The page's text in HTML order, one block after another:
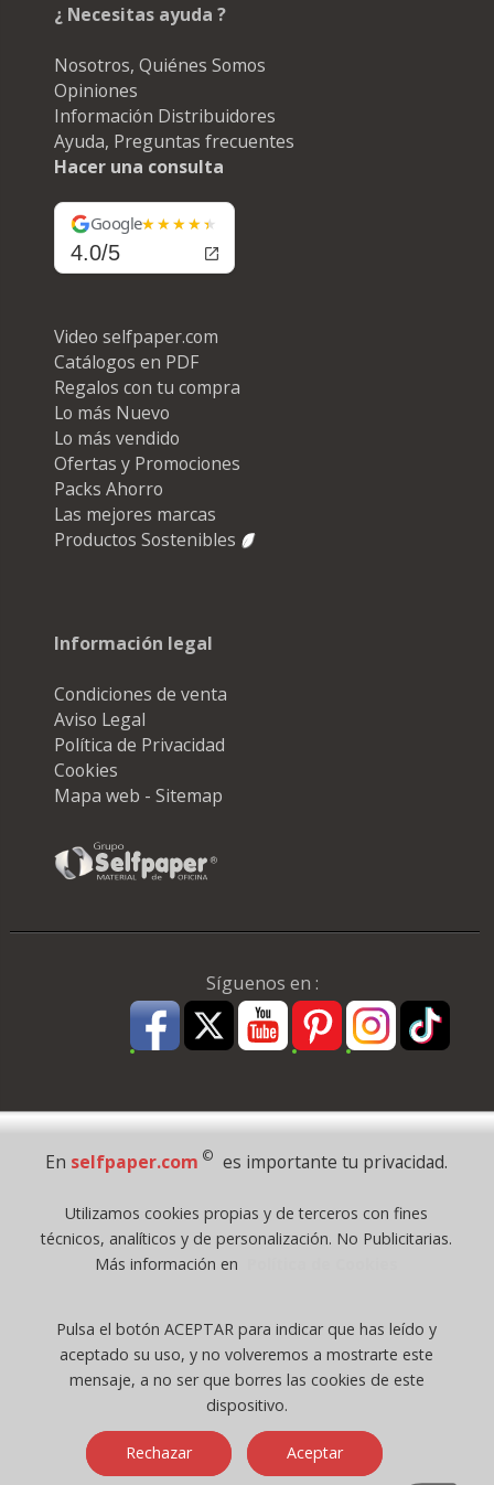
¿ Necesitas ayuda ?
Nosotros, Quiénes Somos
Opiniones
Información Distribuidores
Ayuda, Preguntas frecuentes
Hacer una consulta
Google
4.0/5
Video selfpaper.com
Catálogos en PDF
Regalos con tu compra
Lo más Nuevo
Lo más vendido
Ofertas y Promociones
Packs Ahorro
Las mejores marcas
Productos Sostenibles
Información legal
Condiciones de venta
Aviso Legal
Política de Privacidad
Cookies
Mapa web - Sitemap
Síguenos en :
Pago Seguro
Todos los derechos reservados
©selfpaper.com, y las webs de ©gruposelfpaper.org están gestionadas, y
Registro Mercantil de Valencia ( España ) CEE:
Tomo 7263, Libro 4565, Folio 1, Sección 8, Hoja V-85203.
Móvil / Tablet - Bot mozilla/5.0 (linux; android 14; pixel 8)
applewebkit/537.36 (khtml, like gecko) chrome/131.0.0.0 mobile
En selfpaper.com © es importante tu privacidad.
Utilizamos cookies propias y de terceros con fines
técnicos, analíticos y de personalización. No Publicitarias.
Más información en
Pulsa el botón ACEPTAR para indicar que has leído y
aceptado su uso, y no volveremos a mostrarte este
mensaje, a no ser que borres las cookies de este
dispositivo.
Rechazar Aceptar